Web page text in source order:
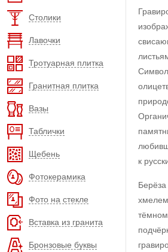
Столики
Лавочки
Тротуарная плитка
Гранитная плитка
Вазы
Таблички
Щебень
Фотокерамика
Фото на стекле
Вставка из гранита
Бронзовые буквы
к